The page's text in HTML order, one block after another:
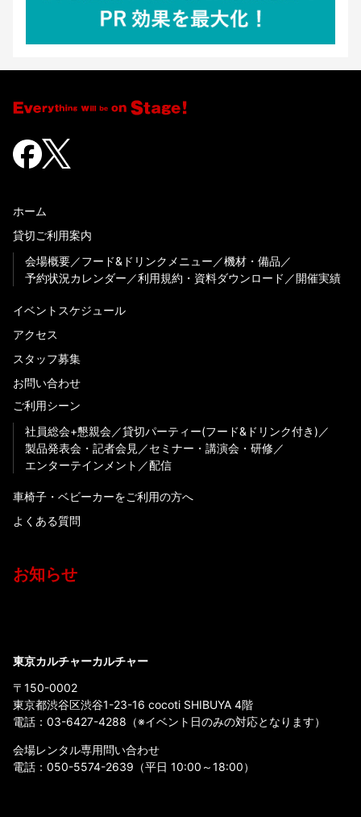
ホーム
貸切ご利用案内
会場概要
フード&ドリンクメニュー
機材・備品
予約状況カレンダー
利用規約・資料ダウンロード 開催実績
イベントスケジュール
アクセス
スタッフ募集
お問い合わせ
ご利用シーン
社員総会+懇親会
貸切パーティー(フード&ドリンク付き)
製品発表会・記者会見
セミナー・講演会・研修
エンターテインメント
配信
車椅子・ベビーカーをご利用の方へ
よくある質問
お知らせ
東京カルチャーカルチャー
〒150-0002
東京都渋谷区渋谷1-23-16 cocoti SHIBUYA 4階
電話： 03-6427-4288 （※イベント日のみの対応となります）
会場レンタル専用問い合わせ
電話： 050-5574-2639 （平日 10:00～18:00）